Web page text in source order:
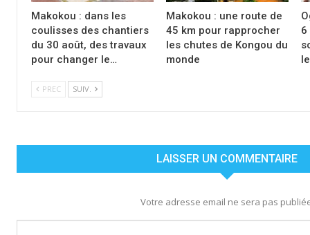
Makokou : dans les
coulisses des chantiers
du 30 août, des travaux
pour changer le…
Makokou : une route de
45 km pour rapprocher
les chutes de Kongou du
monde
6
PREC SUIV.
LAISSER UN COMMENTAIRE
Votre adresse email ne sera pas